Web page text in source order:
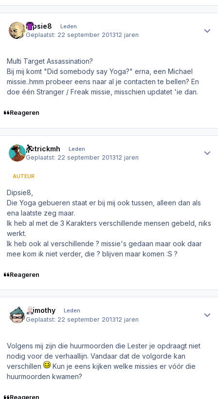
Dipsie8 Leden
Geplaatst: 22 september 201312 jaren
Multi Target Assassination?
Bij mij komt "Did somebody say Yoga?" erna, een Michael
missie..hmm probeer eens naar al je contacten te bellen? En
doe één Stranger / Freak missie, misschien updatet 'ie dan.
Reageren
patrickmh Leden
Geplaatst: 22 september 201312 jaren
AUTEUR
Dipsie8,
Die Yoga gebueren staat er bij mij ook tussen, alleen dan als
ena laatste zeg maar.
Ik heb al met de 3 Karakters verschillende mensen gebeld, niks
werkt.
Ik heb ook al verschillende ? missie's gedaan maar ook daar
mee kom ik niet verder, die ? blijven maar komen :S ?
Reageren
.Timothy Leden
Geplaatst: 22 september 201312 jaren
Volgens mij zijn die huurmoorden die Lester je opdraagt niet
nodig voor de verhaallijn. Vandaar dat de volgorde kan
verschillen
Kun je eens kijken welke missies er vóór die
huurmoorden kwamen?
Reageren